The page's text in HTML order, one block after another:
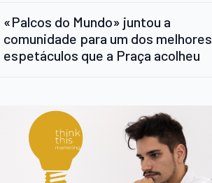
«Palcos do Mundo» juntou a
comunidade para um dos melhores
espetáculos que a Praça acolheu